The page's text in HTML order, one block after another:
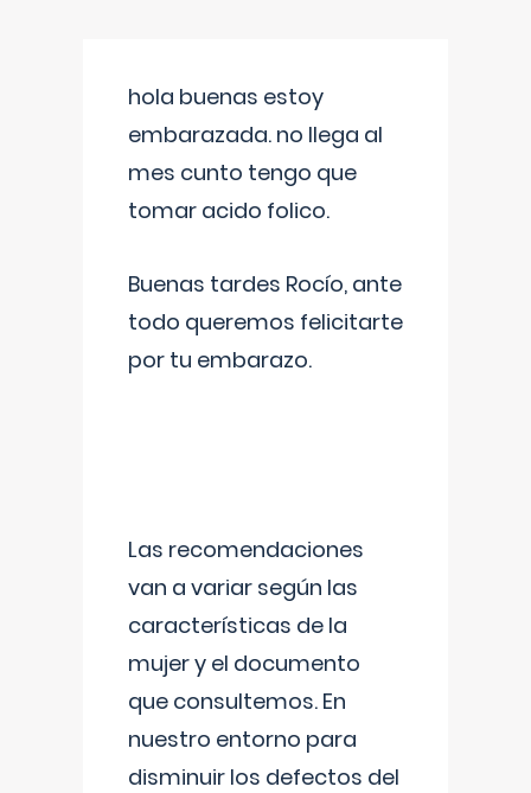
hola buenas estoy
embarazada. no llega al
mes cunto tengo que
tomar acido folico.
Buenas tardes Rocío, ante
todo queremos felicitarte
por tu embarazo.
Las recomendaciones
van a variar según las
características de la
mujer y el documento
que consultemos. En
nuestro entorno para
disminuir los defectos del